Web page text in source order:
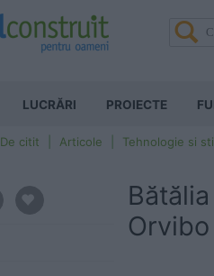
LUCRĂRI PROIECTE
De citit Articole Tehnologie si